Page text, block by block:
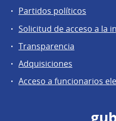
Partidos políticos
Solicitud de acceso a la
Transparencia
Adquisiciones
Acceso a funcionarios